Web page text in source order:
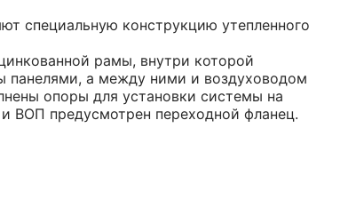
специальную конструкцию утепленного
рамы, внутри которой
панелями, а между ними и воздуховодом
опоры для установки системы на
ВОП предусмотрен переходной фланец.